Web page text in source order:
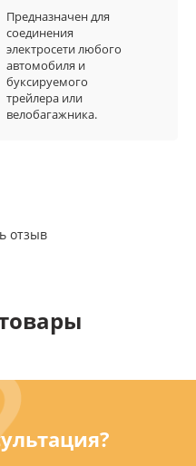
Предназначен для
соединения
электросети любого
автомобиля и
буксируемого
трейлера или
велобагажника.
отзыв